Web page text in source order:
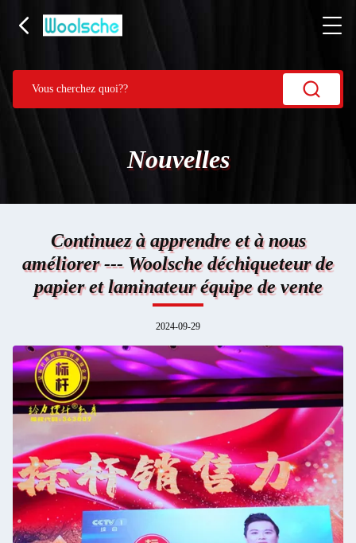
Nouvelles
Continuez à apprendre et à nous
améliorer --- Woolsche déchiqueteur de
papier et laminateur équipe de vente
2024-09-29